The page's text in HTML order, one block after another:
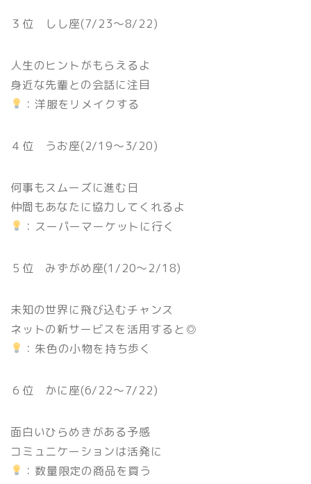
３位 しし座(7/23〜8/22)
人生のヒントがもらえるよ
身近な先輩との会話に注目
：洋服をリメイクする
４位 うお座(2/19〜3/20)
何事もスムーズに進む日
仲間もあなたに協力してくれるよ
：スーパーマーケットに行く
５位 みずがめ座(1/20〜2/18)
未知の世界に飛び込むチャンス
ネットの新サービスを活用すると◎
：朱色の小物を持ち歩く
６位 かに座(6/22〜7/22)
面白いひらめきがある予感
コミュニケーションは活発に
：数量限定の商品を買う